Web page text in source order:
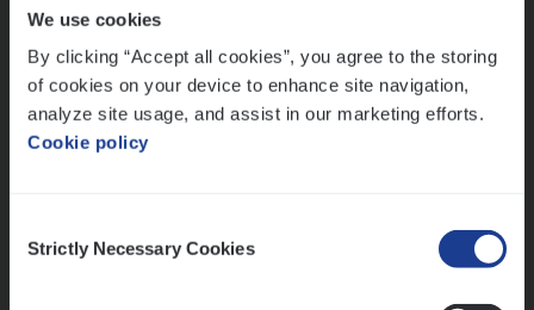
We use cookies
By clicking “Accept all cookies”, you agree to the storing
of cookies on your device to enhance site navigation,
analyze site usage, and assist in our marketing efforts.
Cookie policy
Selection
Strictly Necessary Cookies
Lees onze verhalen
Meer dan collega’s: hoe Julie en Aurélie elkaar
versterken
Mathias houdt van diepgaande dossiers én droge